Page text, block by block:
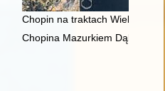
Przybylski octogenario
Chopin na traktach
Kolbergów z Fryderykiem
Chopina Mazurkiem